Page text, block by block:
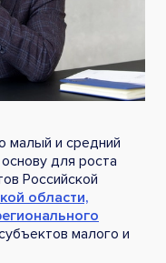
малый и средний
для роста
Российской
области,
малого и